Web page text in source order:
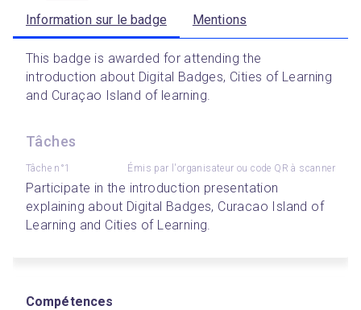
Information sur le badge Mentions
This badge is awarded for attending the
introduction about Digital Badges, Cities of Learning
and Curaçao Island of learning.
Tâches
Tâche n°1 Émis par l'organisateur ou code QR à scanner
Participate in the introduction presentation
explaining about Digital Badges, Curacao Island of
Learning and Cities of Learning.
Compétences